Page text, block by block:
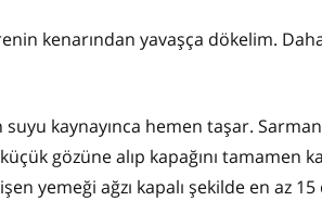
kenarından yavaşça dökelim.
kaynayınca hemen taşar.
gözüne alıp kapağını tamamen
yemeği ağzı kapalı şekilde en az